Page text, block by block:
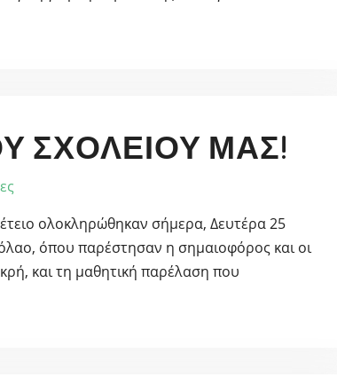
ΣΧΟΛΕΊΟΥ ΜΑΣ!
ολοκληρώθηκαν σήμερα, Δευτέρα 25
όπου παρέστησαν η σημαιοφόρος και οι
και τη μαθητική παρέλαση που